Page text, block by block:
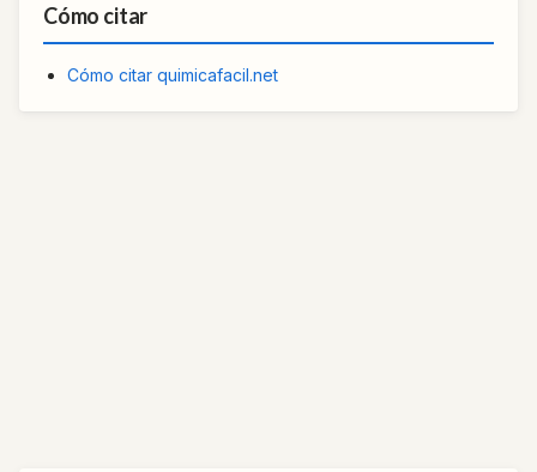
Cómo citar
Cómo citar quimicafacil.net